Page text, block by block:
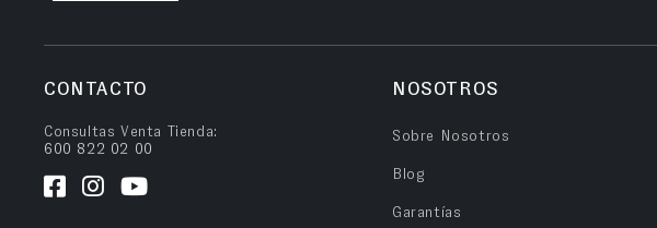
CONTACTO
Consultas Venta Tienda:
600 822 02 00
NOSOTROS
Sobre Nosotros
Blog
Garantías